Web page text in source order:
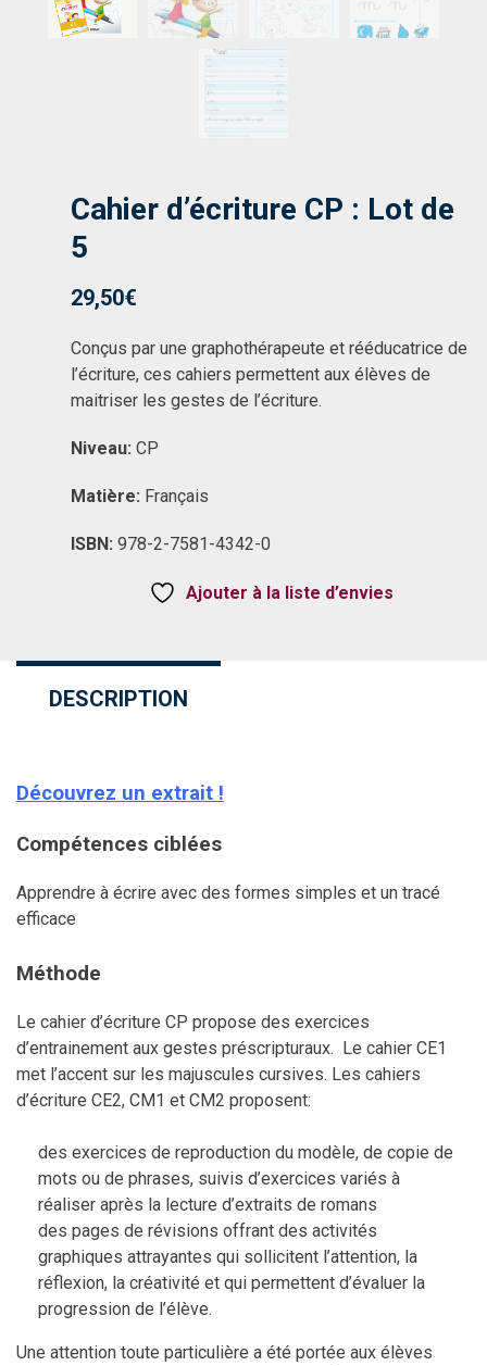
Cahier d’écriture CP : Lot de
5
29,50€
Conçus par une graphothérapeute et rééducatrice de
l’écriture, ces cahiers permettent aux élèves de
maitriser les gestes de l’écriture.
Niveau: CP
Matière: Français
ISBN: 978-2-7581-4342-0
Ajouter à la liste d’envies
DESCRIPTION
Découvrez un extrait !
Compétences ciblées
Apprendre à écrire avec des formes simples et un tracé
efficace
Méthode
Le cahier d’écriture CP propose des exercices
d’entrainement aux gestes préscripturaux. Le cahier CE1
met l’accent sur les majuscules cursives. Les cahiers
d’écriture CE2, CM1 et CM2 proposent:
des exercices de reproduction du modèle, de copie de
mots ou de phrases, suivis d’exercices variés à
réaliser après la lecture d’extraits de romans
des pages de révisions offrant des activités
graphiques attrayantes qui sollicitent l’attention, la
réflexion, la créativité et qui permettent d’évaluer la
progression de l’élève.
Une attention toute particulière a été portée aux élèves